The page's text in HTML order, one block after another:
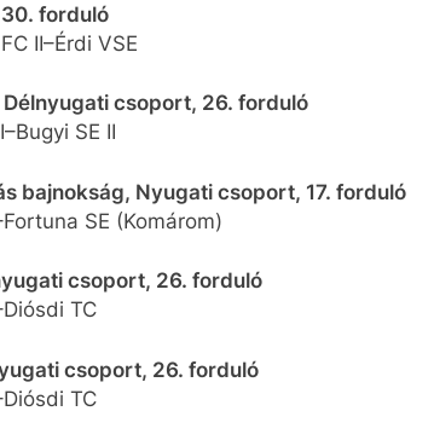
forduló
II–Érdi VSE
csoport, 26. forduló
SE II
bajnokság, Nyugati csoport, 17. forduló
SE (Komárom)
csoport, 26. forduló
TC
csoport, 26. forduló
TC